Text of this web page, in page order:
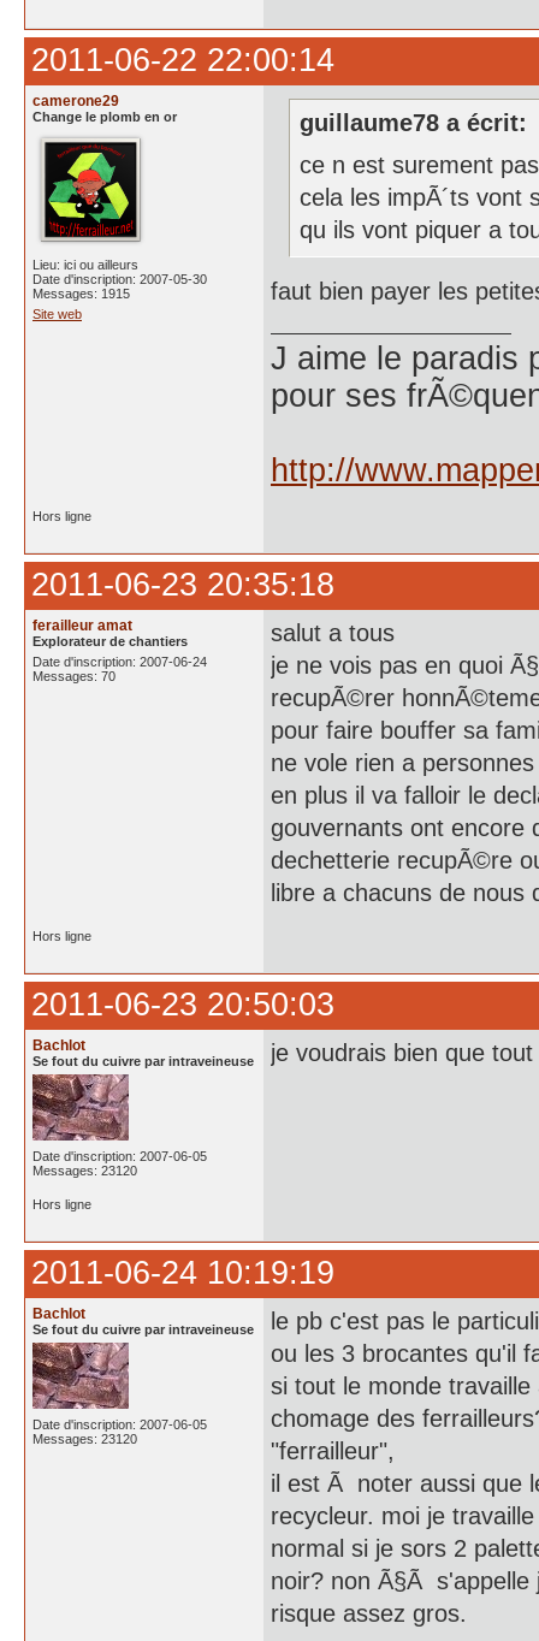
2011-06-22 22:00:14
camerone29
Change le plomb en or
Lieu: ici ou ailleurs
Date d'inscription: 2007-05-30
Messages: 1915
Site web
guillaume78 a écrit:
ce n est surement
cela les impÃ´ts vont
qu ils vont piquer a
faut bien payer les
J aime le paradis
pour ses
http://
Hors ligne
2011-06-23 20:35:18
ferailleur amat
Explorateur de chantiers
Date d'inscription: 2007-06-24
Messages: 70
salut a tous
je ne vois pas en quoi
recupÃ©rer
pour faire bouffer sa
ne vole rien a
en plus il va falloir le
gouvernants ont encore
dechetterie recupÃ©re
libre a chacuns de
Hors ligne
2011-06-23 20:50:03
Bachlot
Se fout du cuivre par intraveineuse
Date d'inscription: 2007-06-05
Messages: 23120
je voudrais bien que
Hors ligne
2011-06-24 10:19:19
Bachlot
Se fout du cuivre par intraveineuse
Date d'inscription: 2007-06-05
Messages: 23120
le pb c'est pas le
ou les 3 brocantes qu'il
si tout le monde
chomage des
"ferrailleur",
il est Ã noter aussi que
recycleur. moi je
normal si je sors 2
noir? non Ã§Ã s'appelle
risque assez gros.